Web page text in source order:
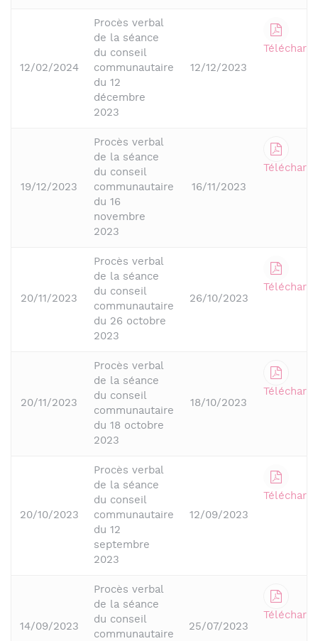
12/02/2024
Procès verbal
de la séance
du conseil
communautaire
du 12
décembre
2023
12/12/2023
19/12/2023
Procès verbal
de la séance
du conseil
communautaire
du 16
novembre
2023
16/11/2023
20/11/2023
Procès verbal
de la séance
du conseil
communautaire
du 26 octobre
2023
26/10/2023
20/11/2023
Procès verbal
de la séance
du conseil
communautaire
du 18 octobre
2023
18/10/2023
20/10/2023
Procès verbal
de la séance
du conseil
communautaire
du 12
septembre
2023
12/09/2023
14/09/2023
Procès verbal
de la séance
du conseil
communautaire
25/07/2023